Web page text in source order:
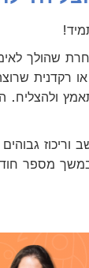
שהולך
רקדנית
ולהצליח.
וריכוז